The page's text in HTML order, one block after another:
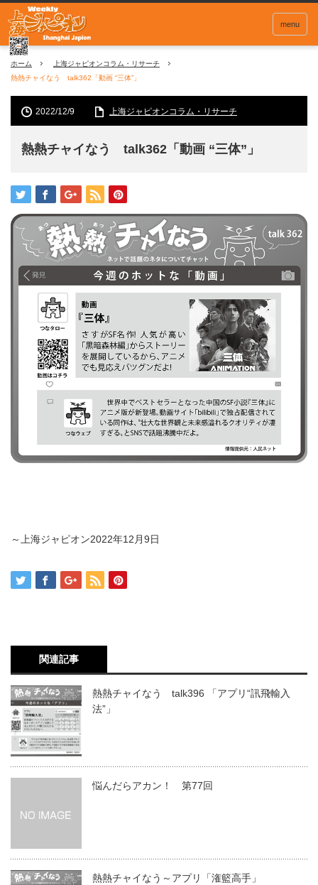
menu
ホーム
上海ジャピオンコラム・リサーチ
熱熱チャイなう talk362「動画 “三体”」
2022/12/9 上海ジャピオンコラム・リサーチ
熱熱チャイなう talk362「動画 “三体”」
～上海ジャピオン2022年12月9日
関連記事
熱熱チャイなう talk396 「アプリ“訊飛輸入
法”」
悩んだらアカン！ 第77回
熱熱チャイなう～アプリ「潅籃高手」